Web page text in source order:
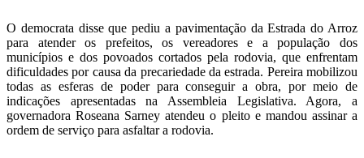
O democrata disse que pediu a pavimentação da Estrada do Arroz
para atender os prefeitos, os vereadores e a população dos
municípios e dos povoados cortados pela rodovia, que enfrentam
dificuldades por causa da precariedade da estrada. Pereira mobilizou
todas as esferas de poder para conseguir a obra, por meio de
indicações apresentadas na Assembleia Legislativa. Agora, a
governadora Roseana Sarney atendeu o pleito e mandou assinar a
ordem de serviço para asfaltar a rodovia.